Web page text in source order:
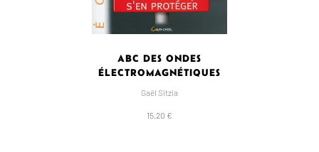
ABC DES ONDES
ÉLECTROMAGNÉTIQUES
Gaël Sitzia
15,20 €